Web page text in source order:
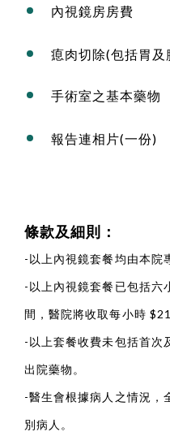
內視鏡房房費
瘜肉切除(包括胃
手術室之基本藥物
報告連相片(一份)
條款及細則：
-以上內視鏡套餐均由本院
-以上內視鏡套餐已包括六
間，醫院將收取每小時
-以上套餐收費未包括首次
出院藥物。
-醫生會根據病人之情況，
別病人。